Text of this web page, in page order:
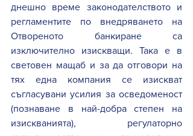
днешно време законодателството и
регламентите по внедряването на
Отвореното банкиране са
изключително изискващи. Така е в
световен мащаб и за да отговори на
тях една компания се изискват
съгласувани усилия за осведоменост
(познаване в най-добра степен на
изискванията), регулаторно